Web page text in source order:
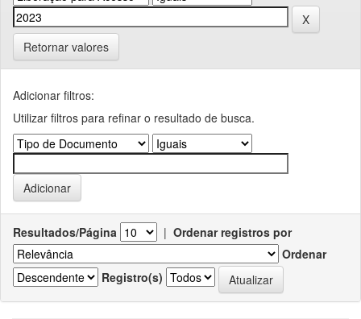
Retornar valores
Adicionar filtros:
Utilizar filtros para refinar o resultado de busca.
Resultados/Página | Ordenar registros por
Ordenar
Registro(s)